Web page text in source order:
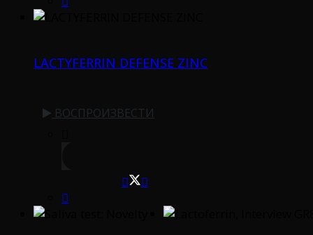
LACTYFERRIN DEFENSE ZINC
ВОСПРОИЗВЕСТИ